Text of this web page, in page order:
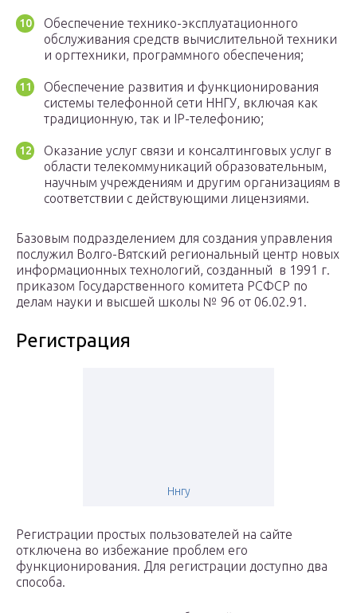
Обеспечение технико-эксплуатационного
обслуживания средств вычислительной техники
и оргтехники, программного обеспечения;
Обеспечение развития и функционирования
системы телефонной сети ННГУ, включая как
традиционную, так и IP-телефонию;
Оказание услуг связи и консалтинговых услуг в
области телекоммуникаций образовательным,
научным учреждениям и другим организациям в
соответствии с действующими лицензиями.
Базовым подразделением для создания управления
послужил Волго-Вятский региональный центр новых
информационных технологий, созданный в 1991 г.
приказом Государственного комитета РСФСР по
делам науки и высшей школы № 96 от 06.02.91.
Регистрация
Ннгу
Регистрации простых пользователей на сайте
отключена во избежание проблем его
функционирования. Для регистрации доступно два
способа.